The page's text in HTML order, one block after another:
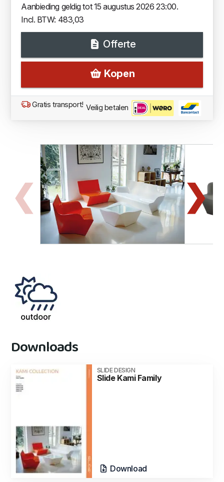
Aanbieding geldig tot 15 augustus 2026 23:00.
Incl. BTW: 483,03
Offerte
Kopen
Gratis transport! Veilig betalen
Downloads
SLIDE DESIGN
Slide Kami Family
Download